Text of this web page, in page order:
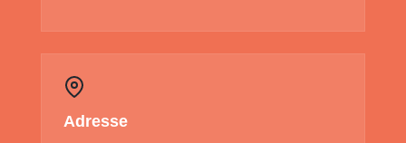
Adresse